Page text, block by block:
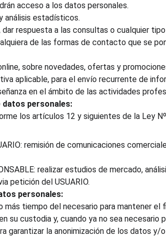
acceso a los datos personales.
análisis estadísticos.
respuesta a las consultas o cualquier
de las formas de contacto que se
sobre novedades, ofertas y
aplicable, para el envío recurrente de
en el ámbito de las actividades
datos personales:
los artículos 12 y siguientes de la Ley
remisión de comunicaciones
realizar estudios de mercado,
petición del USUARIO.
personales:
más tiempo del necesario para mantener
su custodia y, cuando ya no sea necesario
garantizar la anonimización de los datos